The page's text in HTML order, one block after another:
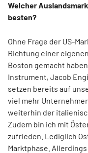
Welcher
besten?
Ohne Frage der US-
Richtung einer
Boston gemacht
Instrument, Jacob
setzen bereits auf
viel mehr
weiterhin der
Zudem bin ich mit
zufrieden. Lediglich
Marktphase.